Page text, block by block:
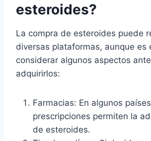
esteroides?
La compra de esteroides puede
diversas plataformas, aunque es
considerar algunos aspectos
adquirirlos:
Farmacias: En algunos
prescripciones permiten la
de esteroides.